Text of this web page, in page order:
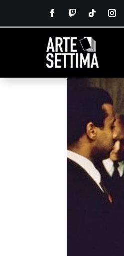
padrino 2
daAndrea Vailati